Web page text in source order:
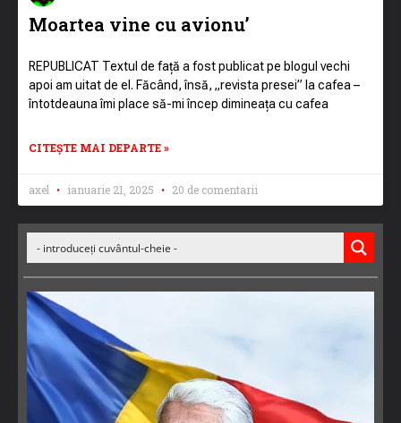
Moartea vine cu avionu’
REPUBLICAT Textul de față a fost publicat pe blogul vechi
apoi am uitat de el. Făcând, însă, „revista presei” la cafea –
întotdeauna îmi place să-mi încep dimineața cu cafea
CITEȘTE MAI DEPARTE »
axel ianuarie 21, 2025 20 de comentarii